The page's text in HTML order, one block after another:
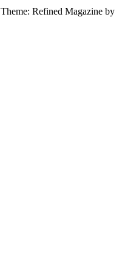
Theme: Refined Magazine by